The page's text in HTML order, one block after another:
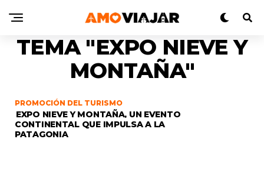
TEMA "EXPO NIEVE Y
MONTAÑA"
PROMOCIÓN DEL TURISMO
EXPO NIEVE Y MONTAÑA, UN EVENTO
CONTINENTAL QUE IMPULSA A LA
PATAGONIA